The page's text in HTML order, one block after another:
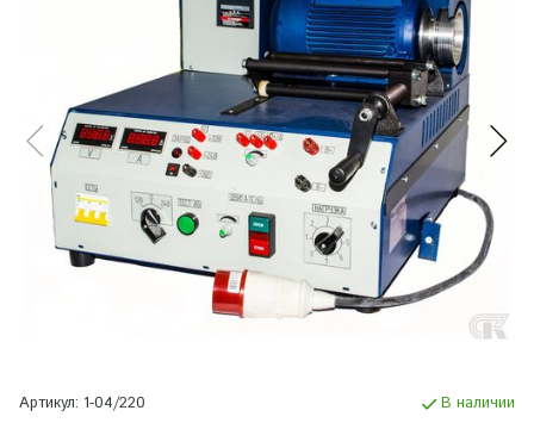
Артикул: 1-04/220 В наличии